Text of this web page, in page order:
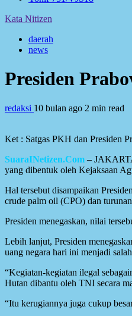
Kata Nitizen
daerah
news
Presiden
redaksi 10 bulan ago 2 min read
Ket : Satgas PKH dan Presiden
SuaraINetizen.Com –
yang dibentuk oleh Kejaksaan
Hal tersebut disampaikan
crude palm oil (CPO) dan
Presiden menegaskan, nilai
Lebih lanjut, Presiden
uang negara hari ini menjadi
“Kegiatan-kegiatan ilegal
Hutan dibantu oleh TNI secara
“Itu kerugiannya juga cukup